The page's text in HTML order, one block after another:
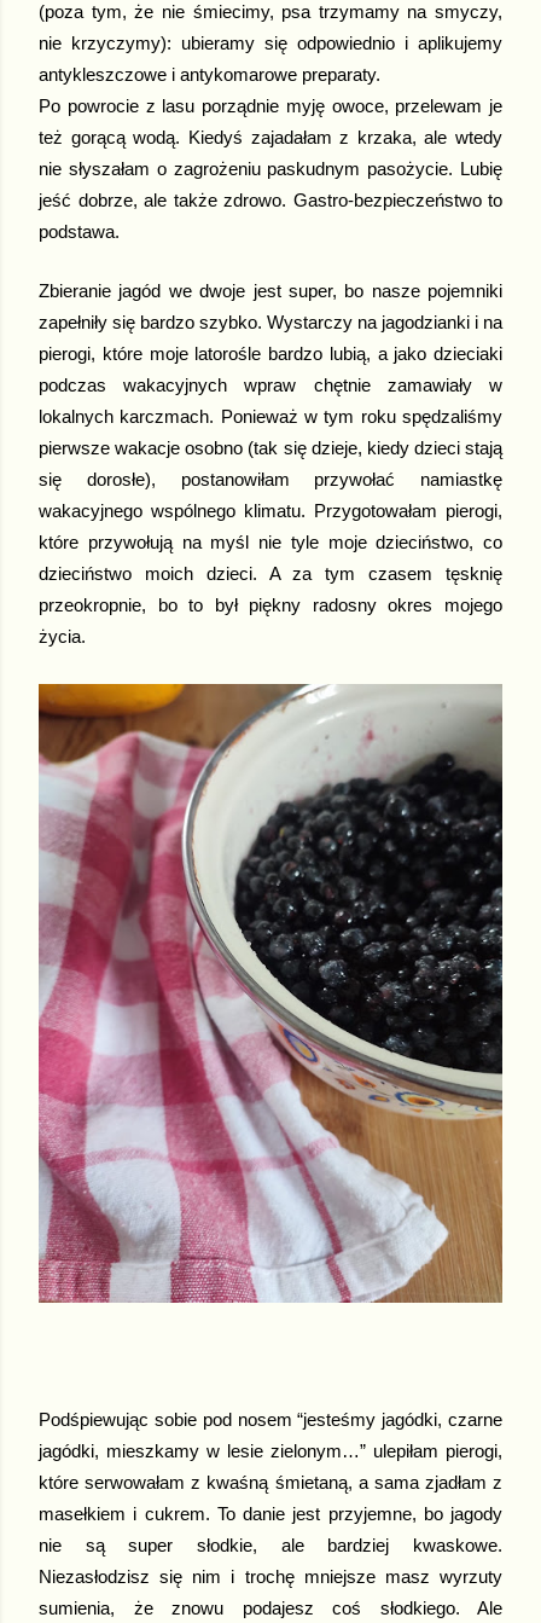
(poza tym, że nie śmiecimy, psa trzymamy na smyczy,
nie krzyczymy): ubieramy się odpowiednio i aplikujemy
antykleszczowe i antykomarowe preparaty.
Po powrocie z lasu porządnie myję owoce, przelewam je
też gorącą wodą. Kiedyś zajadałam z krzaka, ale wtedy
nie słyszałam o zagrożeniu paskudnym pasożycie. Lubię
jeść dobrze, ale także zdrowo. Gastro-bezpieczeństwo to
podstawa.
Zbieranie jagód we dwoje jest super, bo nasze pojemniki
zapełniły się bardzo szybko. Wystarczy na jagodzianki i na
pierogi, które moje latorośle bardzo lubią, a jako dzieciaki
podczas wakacyjnych wpraw chętnie zamawiały w
lokalnych karczmach. Ponieważ w tym roku spędzaliśmy
pierwsze wakacje osobno (tak się dzieje, kiedy dzieci stają
się dorosłe), postanowiłam przywołać namiastkę
wakacyjnego wspólnego klimatu. Przygotowałam pierogi,
które przywołują na myśl nie tyle moje dzieciństwo, co
dzieciństwo moich dzieci. A za tym czasem tęsknię
przeokropnie, bo to był piękny radosny okres mojego
życia.
Podśpiewując sobie pod nosem “jesteśmy jagódki, czarne
jagódki, mieszkamy w lesie zielonym…” ulepiłam pierogi,
które serwowałam z kwaśną śmietaną, a sama zjadłam z
masełkiem i cukrem. To danie jest przyjemne, bo jagody
nie są super słodkie, ale bardziej kwaskowe.
Niezasłodzisz się nim i trochę mniejsze masz wyrzuty
sumienia, że znowu podajesz coś słodkiego. Ale